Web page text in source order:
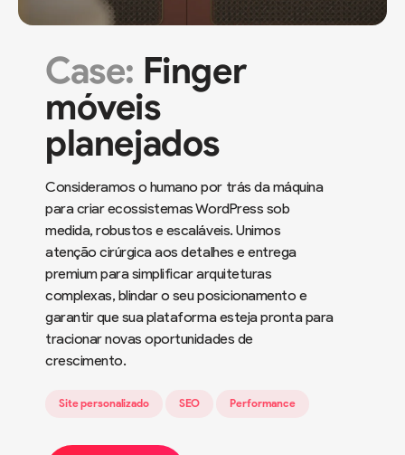
Case: Finger
móveis
planejados
Consideramos o humano por trás da máquina
para criar ecossistemas WordPress sob
medida, robustos e escaláveis. Unimos
atenção cirúrgica aos detalhes e entrega
premium para simplificar arquiteturas
complexas, blindar o seu posicionamento e
garantir que sua plataforma esteja pronta para
tracionar novas oportunidades de
crescimento.
Site personalizado SEO Performance